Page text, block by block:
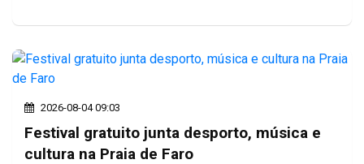
2026-08-04 09:03
Festival gratuito junta desporto, música e
cultura na Praia de Faro